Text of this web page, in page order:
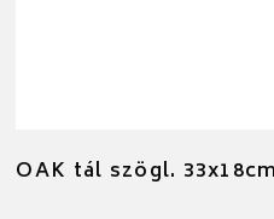
OAK tál szögl. 33x18cm